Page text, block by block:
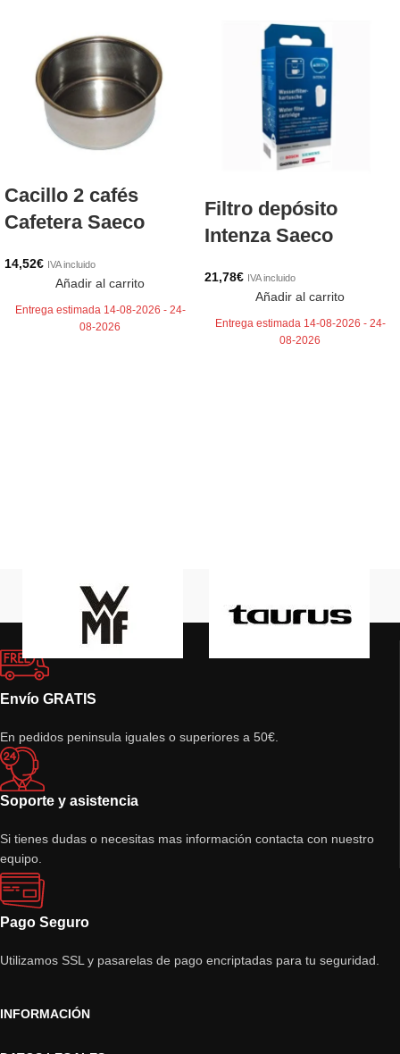
Cacillo 2 cafés
Cafetera Saeco
14,52€ IVA incluido
Añadir al carrito
Entrega estimada 14-08-2026 - 24-
08-2026
Filtro depósito
Intenza Saeco
21,78€ IVA incluido
Añadir al carrito
Entrega estimada 14-08-2026 - 24-
08-2026
Envío GRATIS
En pedidos peninsula iguales o superiores a 50€.
Soporte y asistencia
Si tienes dudas o necesitas mas información contacta con nuestro
equipo.
Pago Seguro
Utilizamos SSL y pasarelas de pago encriptadas para tu seguridad.
INFORMACIÓN